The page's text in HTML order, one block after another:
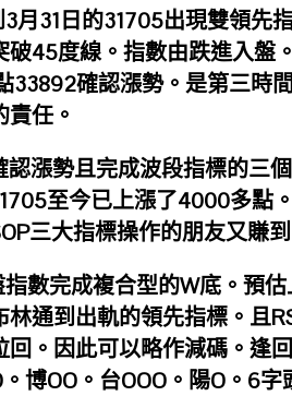
月31日的31705出現雙領先
破45度線。指數由跌進入盤
33892確認漲勢。是第三時
任。
認漲勢且完成波段指標的三
至今已上漲了4000多點
三大指標操作的朋友又賺到
數完成複合型的W底。預
林通到出軌的領先指標。且
回。因此可以略作減碼。逢
博OO。台OOO。陽O。6